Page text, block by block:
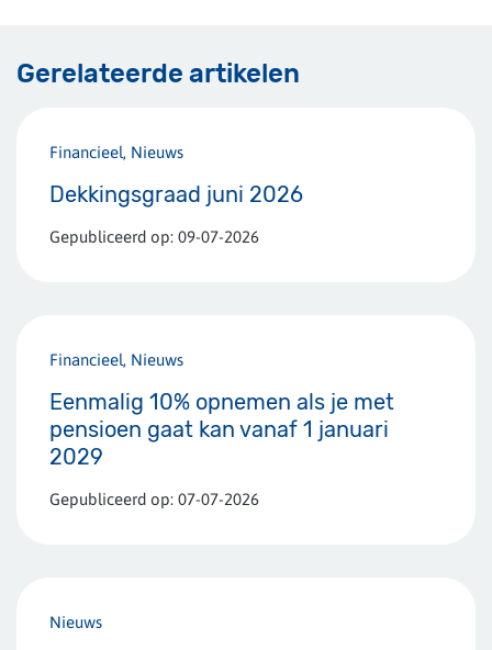
Gerelateerde artikelen
Dekkingsgraad juni 2026
Financieel, Nieuws
Gepubliceerd op: 09-07-2026
Eenmalig 10% opnemen als je met
pensioen gaat kan vanaf 1 januari
2029
Financieel, Nieuws
Gepubliceerd op: 07-07-2026
Nieuws